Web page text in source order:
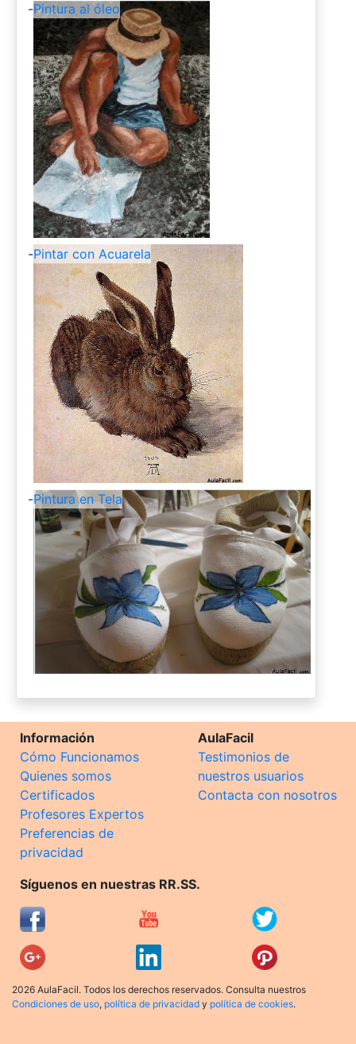
-Pintura al óleo
-Pintar con Acuarela
-Pintura en Tela
Información
Cómo Funcionamos
Quienes somos
Certificados
Profesores Expertos
Preferencias de
privacidad
AulaFacil
Testimonios de
nuestros usuarios
Contacta con nosotros
Síguenos en nuestras RR.SS.
2026 AulaFacil. Todos los derechos reservados. Consulta nuestros
Condiciones de uso, política de privacidad y política de cookies.